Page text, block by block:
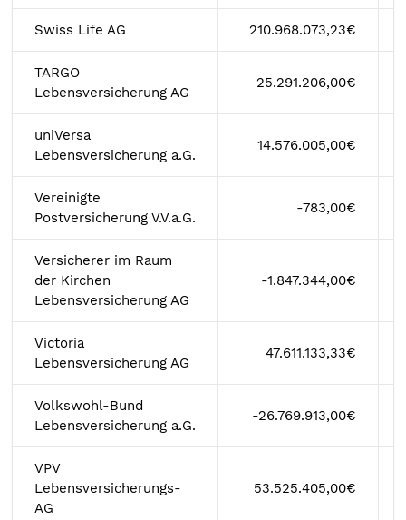
Swiss Life AG 210.968.073,23€
TARGO
Lebensversicherung AG
25.291.206,00€
uniVersa
Lebensversicherung a.G.
14.576.005,00€
Vereinigte
Postversicherung V.V.a.G.
-783,00€
Versicherer im Raum
der Kirchen
Lebensversicherung AG
-1.847.344,00€
Victoria
Lebensversicherung AG
47.611.133,33€
Volkswohl-Bund
Lebensversicherung a.G.
-26.769.913,00€
VPV
Lebensversicherungs-
AG
53.525.405,00€